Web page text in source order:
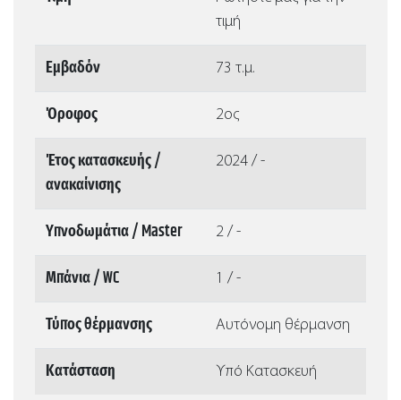
τιμή
Εμβαδόν 73 τ.μ.
Όροφος 2ος
Έτος κατασκευής /
ανακαίνισης
2024 / -
Υπνοδωμάτια / Master 2 / -
Μπάνια / WC 1 / -
Τύπος θέρμανσης Αυτόνομη θέρμανση
Κατάσταση Υπό Κατασκευή